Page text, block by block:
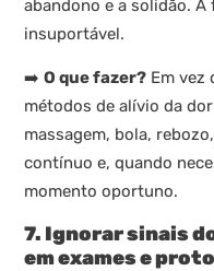
abandono e a solidão.
insuportável.
➡️O que fazer? Em vez
métodos de alívio da
massagem, bola,
contínuo e, quando
momento oportuno.
7. Ignorar sinais
em exames e